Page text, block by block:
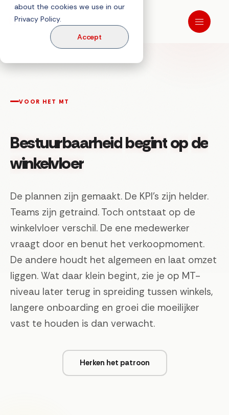
about the cookies we use in our
Privacy Policy.
Accept
VOOR HET MT
Bestuurbaarheidbegintopde
winkelvloer
De plannen zijn gemaakt. De KPI's zijn helder.
Teams zijn getraind. Toch ontstaat op de
winkelvloer verschil. De ene medewerker
vraagt door en benut het verkoopmoment.
De andere houdt het algemeen en laat omzet
liggen. Wat daar klein begint, zie je op MT-
niveau later terug in spreiding tussen winkels,
langere onboarding en groei die moeilijker
vast te houden is dan verwacht.
Herken het patroon